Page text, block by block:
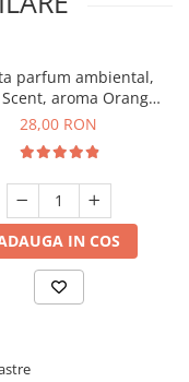
parfum ambiental,
aroma Orange
Cinnamon, 20 g
28,00 RON
IN COS